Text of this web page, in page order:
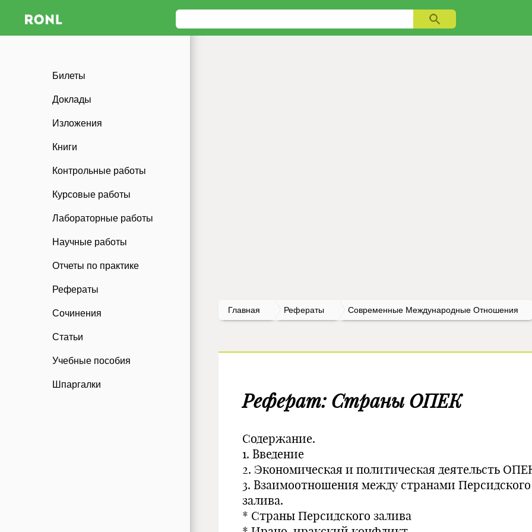
Билеты
Доклады
Изложения
Книги
Контрольные работы
Курсовые работы
Лабораторные работы
Научные работы
Отчеты по практике
Рефераты
Сочинения
Статьи
Учебные пособия
Шпаргалки
Главная Рефераты Современные Международные Отношения
Реферат: Страны ОПЕК
Содержание.
1. Введение
2. Экономическая и политическая деятельсть
3. Взаимоотношения между странами Персидского
залива.
* Страны Персидского залива